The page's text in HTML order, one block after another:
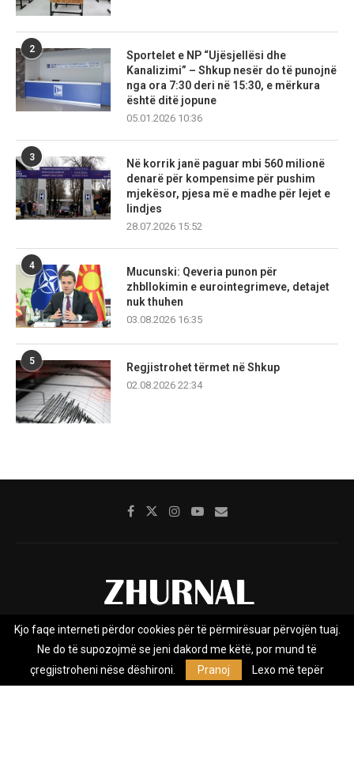
2
Sportelet e NP “Ujësjellësi dhe
Kanalizimi” – Shkup nesër do të punojnë
nga ora 7:30 deri në 15:30, e mërkura
është ditë jopune
05.01.2026 10:36
3
Në korrik janë paguar mbi 560 milionë
denarë për kompensime për pushim
mjekësor, pjesa më e madhe për lejet e
lindjes
28.07.2026 15:52
4
Mucunski: Qeveria punon për
zhbllokimin e eurointegrimeve, detajet
nuk thuhen
03.08.2026 16:35
5
Regjistrohet tërmet në Shkup
02.08.2026 22:34
Rreth nesh Impresumi Marketing
Privacy Policy
Zhurnal.mk është Agjenci e Lajmeve e pavarur, e themeluar në vitin
Kjo faqe interneti përdor cookies për të përmirësuar përvojën tuaj.
Ne do të supozojmë se jeni dakord me këtë, por mund të
çregjistroheni nëse dëshironi.
Pranoj Lexo më tepër